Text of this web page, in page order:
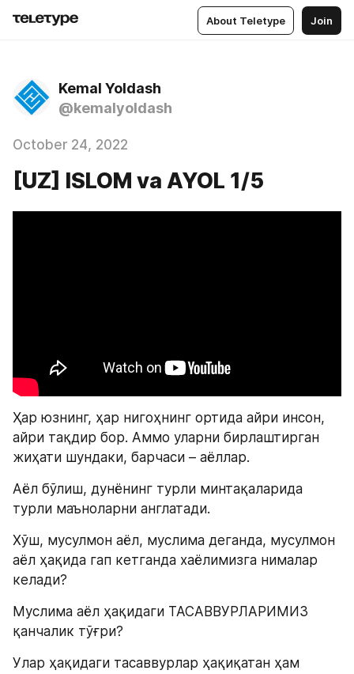
About Teletype Join
Kemal Yoldash
@kemalyoldash
October 24, 2022
[UZ] ISLOM va AYOL 1/5
Ҳар юзнинг, ҳар нигоҳнинг ортида айри инсон,
айри тақдир бор. Aммо уларни бирлаштирган
жиҳати шундаки, барчаси – аёллар.
Aёл бўлиш, дунёнинг турли минтақаларида
турли маъноларни англатади.
Хўш, мусулмон аёл, муслима деганда, мусулмон
аёл ҳақида гап кетганда хаёлимизга нималар
келади?
Муслима аёл ҳақидаги ТАСАВВУРЛАРИМИЗ
қанчалик тўғри?
Улар ҳақидаги тасаввурлар ҳақиқатан ҳам